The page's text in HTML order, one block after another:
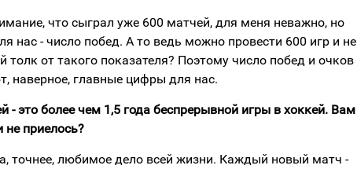
что сыграл уже 600 матчей, для меня неважно, но
нас - число побед. А то ведь можно провести 600 игр и не
толк от такого показателя? Поэтому число побед и очков
наверное, главные цифры для нас.
- это более чем 1,5 года беспрерывной игры в хоккей. Вам
не приелось?
точнее, любимое дело всей жизни. Каждый новый матч -